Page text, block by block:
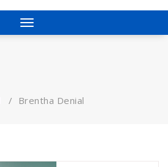
Toggle
navigation
/ Brentha Denial